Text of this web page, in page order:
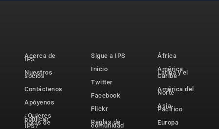
Acerca de
IPS
Nuestros
socios
Contáctenos
Apóyenos
¿Quieres
publicar
notas de
IPS?
Sigue a IPS
Inicio
Twitter
Facebook
Flickr
Reglas de
comunidad
África
América
Latina y el
Caribe
América del
Norte
Asia-
Pacífico
Europa